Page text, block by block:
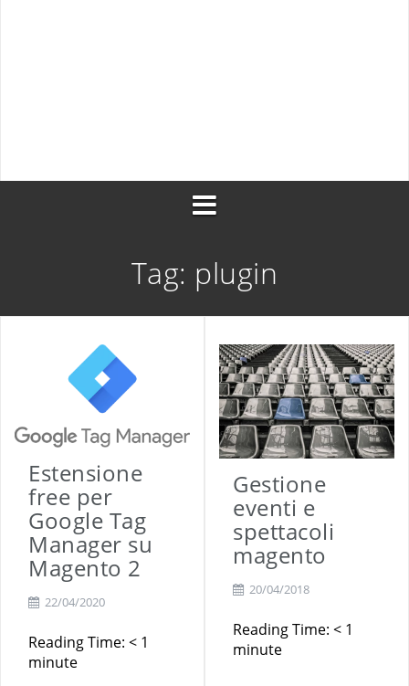
Tag: plugin
Estensione
free per
Google Tag
Manager su
Magento 2
22/04/2020
Reading Time: < 1
minute
Gestione
eventi e
spettacoli
magento
20/04/2018
Reading Time: < 1
minute